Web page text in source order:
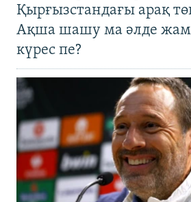
Қырғызстандағы арақ
Ақша шашу ма әлде
күрес пе?